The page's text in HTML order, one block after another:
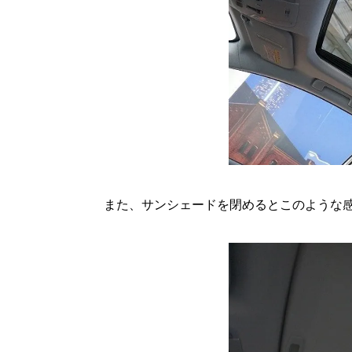
また、サンシェードを閉めるとこのような